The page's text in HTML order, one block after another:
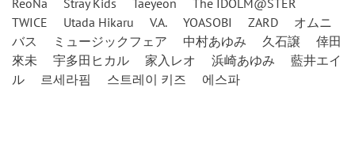
ReoNa
Stray Kids Taeyeon
The IDOLM@STER
TWICE
Utada Hikaru V.A. YOASOBI ZARD
オムニ
バス
ミュージックフェア 中村あゆみ 久石譲
倖田
來未
宇多田ヒカル 家入レオ 浜崎あゆみ
藍井エイ
ル
르세라핌 스트레이 키즈 에스파